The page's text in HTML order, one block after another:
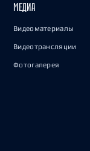
МЕДИА
Видеоматериалы
Видеотрансляции
Фотогалерея